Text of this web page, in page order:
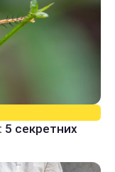
5 секретних